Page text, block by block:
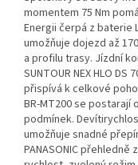
momentem 75 Nm
Energii čerpá z baterie
umožňuje dojezd až
a profilu trasy. Jízdní
SUNTOUR NEX HLO
přispívá k celkové
BR-MT200 se postarají
podmínek.
umožňuje snadné
PANASONIC